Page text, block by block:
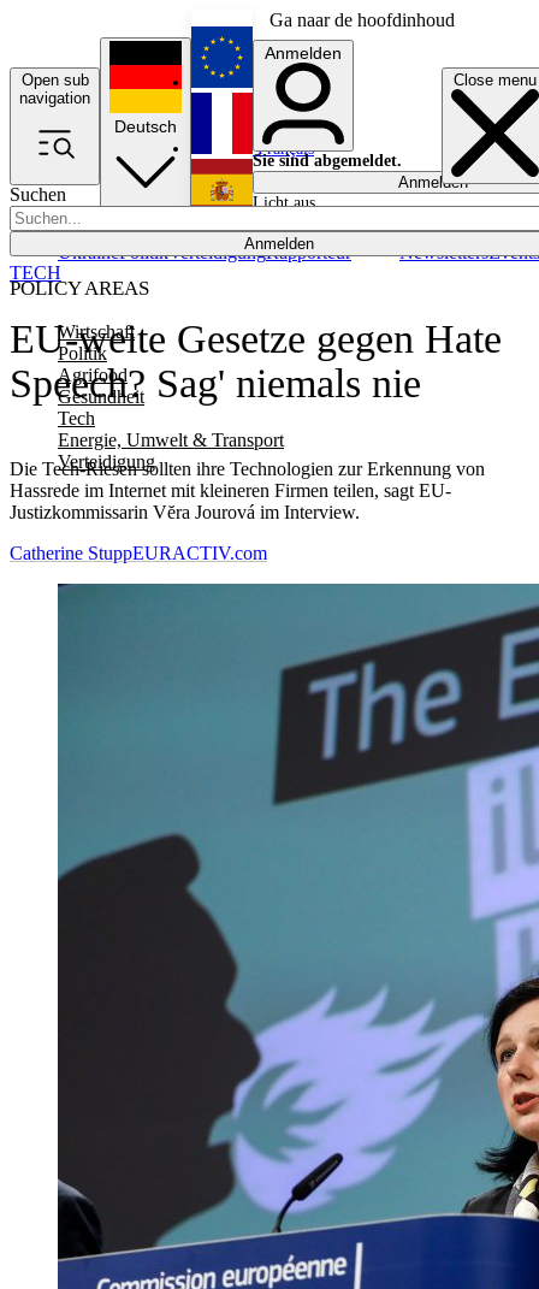
Ga naar de hoofdinhoud
Open sub
navigation
Close menu
Suchen
Anmelden
POLICY AREAS
Wirtschaft
Politik
Agrifood
Gesundheit
Tech
Energie, Umwelt & Transport
Verteidigung
UkrainePolitikVerteidigungRapporteur NewslettersEvents
Deutsch
English
Français
Anmelden
Sie sind abgemeldet.
Anmelden
Licht aus
EU-weite Gesetze gegen Hate
Speech? Sag' niemals nie
Die Tech-Riesen sollten ihre Technologien zur Erkennung von
Hassrede im Internet mit kleineren Firmen teilen, sagt EU-
Justizkommissarin Vĕra Jourová im Interview.
TECH
Catherine StuppEURACTIV.com